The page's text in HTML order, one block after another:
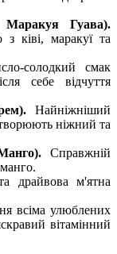
Гуава).
з ківі, маракуї та
солодкий смак
себе відчуття
Найніжніший
ніжний та
Справжній
драйвова м'ятна
всіма улюблених
вітамінний